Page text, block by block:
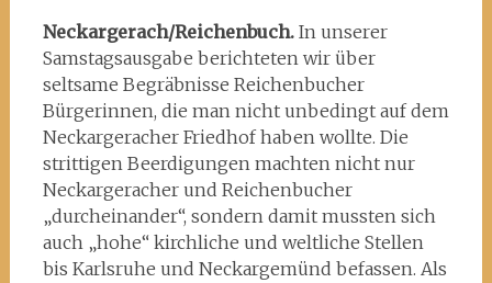
Neckargerach/Reichenbuch.In unserer
Samstagsausgabe berichteten wir über
seltsame Begräbnisse Reichenbucher
Bürgerinnen, die man nicht unbedingt auf dem
Neckargeracher Friedhof haben wollte. Die
strittigen Beerdigungen machten nicht nur
Neckargeracher und Reichenbucher
„durcheinander“, sondern damit mussten sich
auch „hohe“ kirchliche und weltliche Stellen
bis Karlsruhe und Neckargemünd befassen. Als